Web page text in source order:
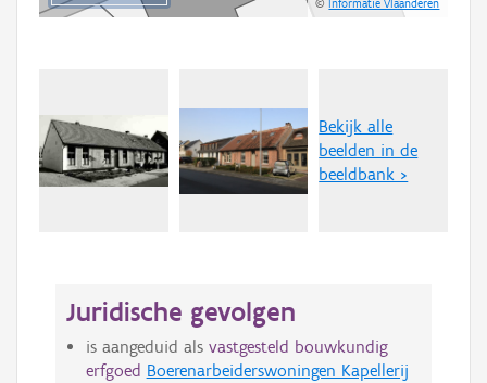
©Informatie Vlaanderen
Bekijk alle
beelden in de
beeldbank >
Juridische gevolgen
is aangeduid als vastgesteld bouwkundig
erfgoed Boerenarbeiderswoningen Kapellerij